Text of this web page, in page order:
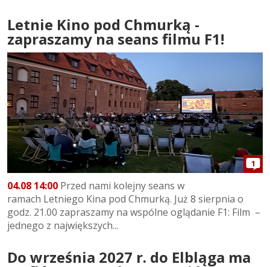
Letnie Kino pod Chmurką -
zapraszamy na seans filmu F1!
1
04.08 14:00 Przed nami kolejny seans w
ramach Letniego Kina pod Chmurką. Już 8 sierpnia o
godz. 21.00 zapraszamy na wspólne oglądanie F1: Film –
jednego z największych...
Do września 2027 r. do Elbląga ma